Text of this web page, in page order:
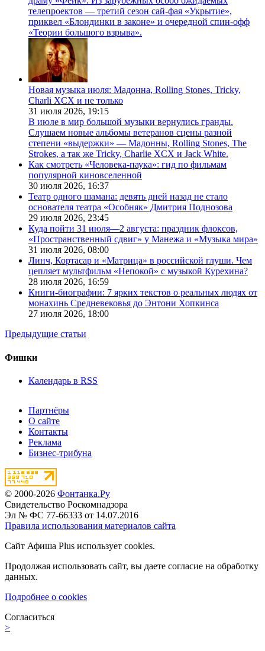
телепроектов — третий сезон сай-фая «Укрытие»,
приквел «Блондинки в законе» и очередной спин-офф
«Теории большого взрыва».
Новая музыка июля: Мадонна, Rolling Stones, Tricky,
Charli XCX и не только
31 июля 2026, 19:15
В июле в мир большой музыки вернулись гранды.
Слушаем новые альбомы ветеранов сцены разной
степени «выдержки» — Мадонны, Rolling Stones, The
Strokes, а так же Tricky, Charlie XCX и Jack White.
Как смотреть «Человека-паука»: гид по фильмам
популярной киновселенной
30 июля 2026, 16:37
Театр одного шамана: девять дней назад не стало
основателя театра «Особняк» Дмитрия Поднозова
29 июля 2026, 23:45
Куда пойти 31 июля—2 августа: праздник флоксов,
«Пространственный сдвиг» у Манежа и «Музыка мира»
31 июля 2026, 08:00
Линч, Кортасар и «Матрица» в российской глуши. Чем
цепляет мультфильм «Непокой» с музыкой Курехина?
28 июля 2026, 16:59
Книги-биографии: 7 ярких текстов о реальных людях от
монахинь Средневековья до Энтони Хопкинса
27 июля 2026, 18:00
Предыдущие статьи
Фишки
Календарь в RSS
Партнёры
О сайте
Контакты
Реклама
Бизнес-трибуна
© 2000-2026 Фонтанка.Ру
Свидетельство Роскомнадзора
Эл № ФС 77-66333 от 14.07.2016
Правила использования материалов сайта
Сайт Афиша Plus использует cookies.
Продолжая использовать сайт, вы даете согласие на обработку
данных.
Подробнее о cookies
Согласиться
>